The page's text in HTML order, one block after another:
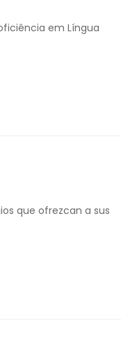
em Língua
que ofrezcan a sus